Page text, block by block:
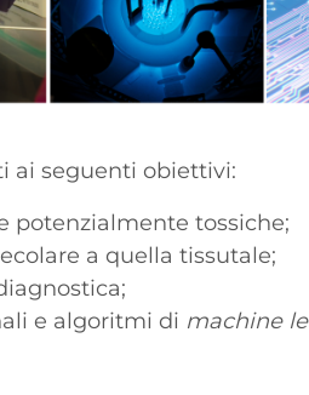
ai seguenti obiettivi:
potenzialmente tossiche;
a quella tissutale;
e algoritmi di machine